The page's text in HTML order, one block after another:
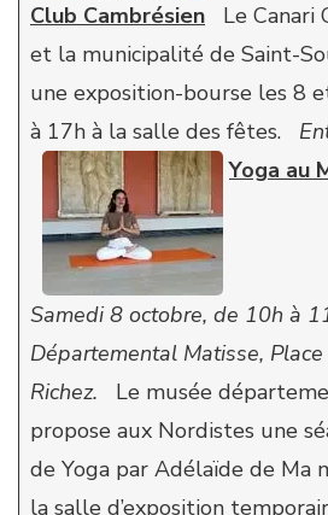
Club Cambrésien Le Canari
et la municipalité de Saint-
une exposition-bourse les 8
à 17h à la salle des fêtes.
Yoga au
Samedi 8 octobre, de 10h à
Départemental Matisse,
Richez. Le musée
propose aux Nordistes une
de Yoga par Adélaïde de Ma
la salle d’exposition